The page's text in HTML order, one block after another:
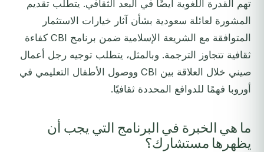
تهم القدرة اللغوية أيضًا في البعد الثقافي. يتطلب تقديم
المشورة لعائلة سعودية بشأن آثار خيارات الاستثمار
المتوافقة مع الشريعة الإسلامية ضمن برنامج CBI كفاءة
ثقافية تتجاوز الترجمة. وبالمثل، يتطلب توجيه رجل أعمال
صيني خلال العلاقة بين CBI ووصول الأطفال التعليمي في
أوروبا فهمًا للدوافع المحددة ثقافيًا.
ما هي الخبرة في البرنامج التي يجب أن
يظهرها مستشارك؟